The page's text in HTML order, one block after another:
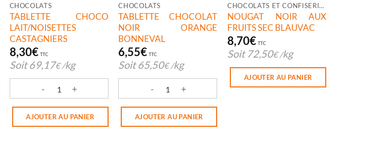
CHOCOLATS
TABLETTE CHOCO
LAIT/NOISETTES
CASTAGNIERS
8,30€ TTC
Soit 69,17€ /kg
quantité de TABLETTE CHOCO LAIT/NOISETTES CASTAGNIERS
AJOUTER AU PANIER
CHOCOLATS
TABLETTE CHOCOLAT
NOIR ORANGE
BONNEVAL
6,55€ TTC
Soit 65,50€ /kg
quantité de TABLETTE CHOCOLAT NOIR ORANGE BONNEVAL
AJOUTER AU PANIER
CHOCOLATS ET CONFISERIES
NOUGAT NOIR AUX
FRUITS SEC BLAUVAC
8,70€ TTC
Soit 72,50€ /kg
AJOUTER AU PANIER